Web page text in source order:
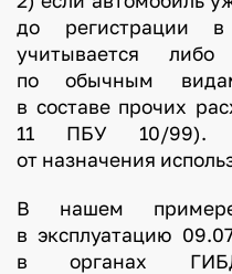
до регистрации
учитывается
по обычным
в составе прочих
11 ПБУ 10/99).
от назначения
В нашем
в эксплуатацию
в органах